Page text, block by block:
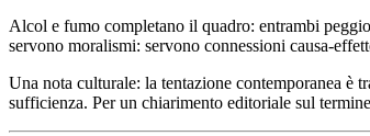
Alcol e fumo completano il quadro: entrambi
servono moralismi: servono connessioni causa-
Una nota culturale: la tentazione contemporanea è
sufficienza. Per un chiarimento editoriale sul